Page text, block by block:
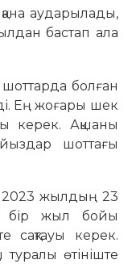
аударылады,
бастап ала
болған
Ең жоғары шек
керек. Ақшаны
шоттағы
2023 жылдың 23
бір жыл бойы
сақтауы керек.
өтініште